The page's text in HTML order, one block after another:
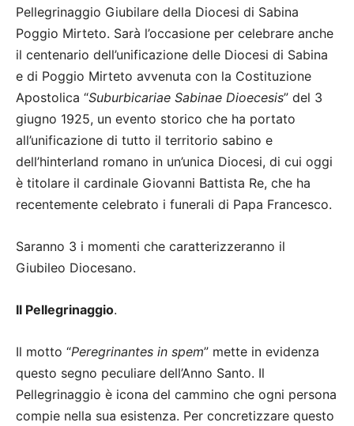
Pellegrinaggio Giubilare della Diocesi di Sabina
Poggio Mirteto. Sarà l’occasione per celebrare anche
il centenario dell’unificazione delle Diocesi di Sabina
e di Poggio Mirteto avvenuta con la Costituzione
Apostolica “Suburbicariae Sabinae Dioecesis” del 3
giugno 1925, un evento storico che ha portato
all’unificazione di tutto il territorio sabino e
dell’hinterland romano in un’unica Diocesi, di cui oggi
è titolare il cardinale Giovanni Battista Re, che ha
recentemente celebrato i funerali di Papa Francesco.
Saranno 3 i momenti che caratterizzeranno il
Giubileo Diocesano.
Il Pellegrinaggio.
Il motto “Peregrinantes in spem” mette in evidenza
questo segno peculiare dell’Anno Santo. Il
Pellegrinaggio è icona del cammino che ogni persona
compie nella sua esistenza. Per concretizzare questo